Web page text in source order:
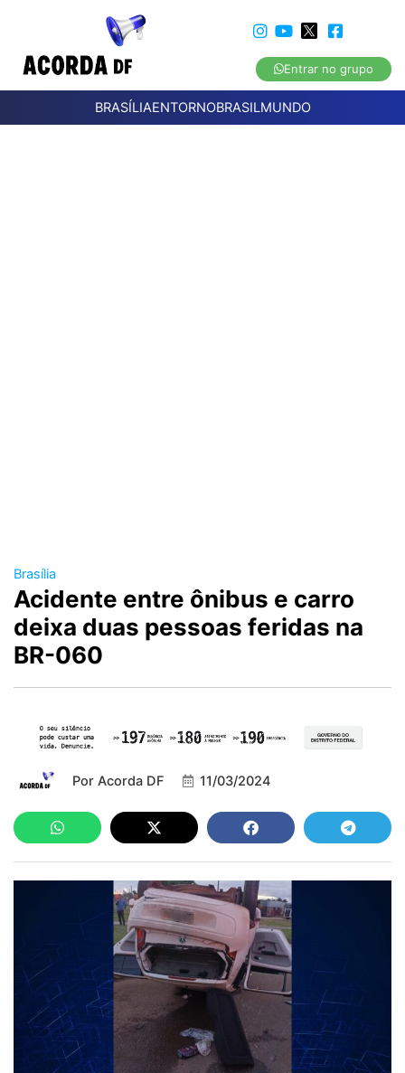
Entrar no grupo
BRASÍLIAENTORNOBRASILMUNDO
Brasília
Acidente entre ônibus e carro
deixa duas pessoas feridas na
BR-060
Por Acorda DF 11/03/2024